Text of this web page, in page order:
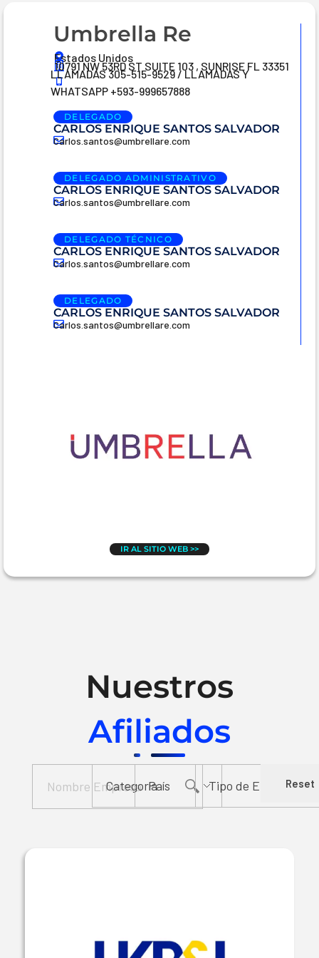
Umbrella Re
Estados Unidos
10791 NW 53RD ST SUITE 103 , SUNRISE FL 33351
LLAMADAS 305-515-9529 / LLAMADAS Y
WHATSAPP +593-999657888
DELEGADO
CARLOS ENRIQUE SANTOS SALVADOR
Carlos.santos@umbrellare.com
DELEGADO ADMINISTRATIVO
CARLOS ENRIQUE SANTOS SALVADOR
Carlos.santos@umbrellare.com
DELEGADO TÉCNICO
CARLOS ENRIQUE SANTOS SALVADOR
Carlos.santos@umbrellare.com
DELEGADO
CARLOS ENRIQUE SANTOS SALVADOR
Carlos.santos@umbrellare.com
IR AL SITIO WEB >>
Nuestros
Afiliados
Reset